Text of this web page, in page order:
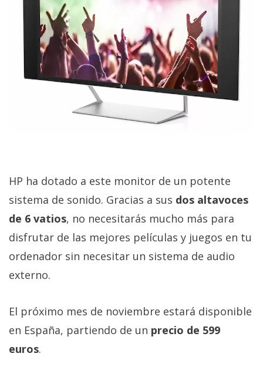
HP ha dotado a este monitor de un potente
sistema de sonido. Gracias a sus dos altavoces
de 6 vatios, no necesitarás mucho más para
disfrutar de las mejores películas y juegos en tu
ordenador sin necesitar un sistema de audio
externo.
El próximo mes de noviembre estará disponible
en España, partiendo de un precio de 599
euros.